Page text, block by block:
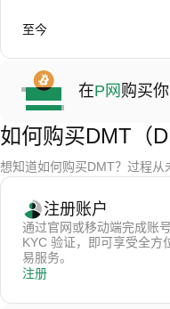
至今
在P网 购买
如何购买DMT（
想知道如何购买DMT？过程从
注册账户
通过官网或移动端完成账
KYC 验证，即可享受全方
易服务。
注册